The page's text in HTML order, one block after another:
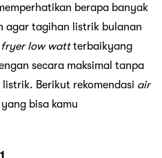
berapa banyak
agar tagihan listrik bulanan
low wattterbaikyang
secara maksimal tanpa
Berikut rekomendasi air
bisa kamu